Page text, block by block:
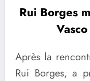
Rui Borges
Après la
Rui Borges, a